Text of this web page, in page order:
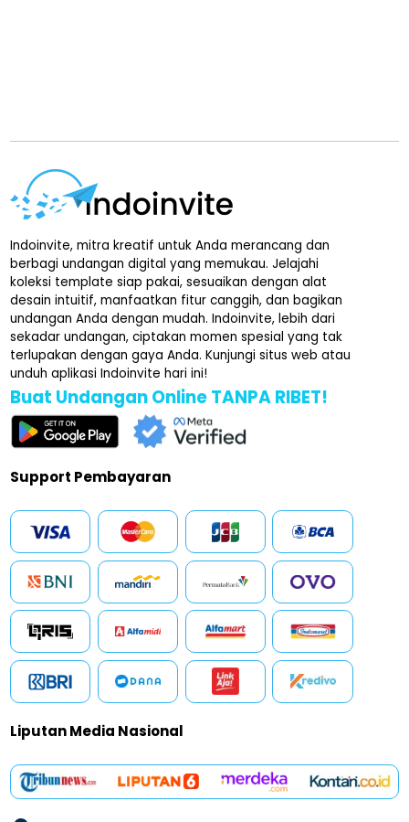
Indoinvite, mitra kreatif untuk Anda merancang dan
berbagi undangan digital yang memukau. Jelajahi
koleksi template siap pakai, sesuaikan dengan alat
desain intuitif, manfaatkan fitur canggih, dan bagikan
undangan Anda dengan mudah. Indoinvite, lebih dari
sekadar undangan, ciptakan momen spesial yang tak
terlupakan dengan gaya Anda. Kunjungi situs web atau
unduh aplikasi Indoinvite hari ini!
Buat Undangan Online TANPA RIBET!
Support Pembayaran
Liputan Media Nasional